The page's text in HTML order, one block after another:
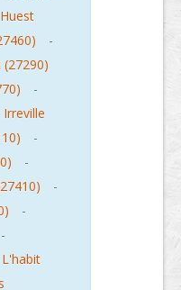
Huest
-
-
Irreville
-
-
-
-
-
L'habit